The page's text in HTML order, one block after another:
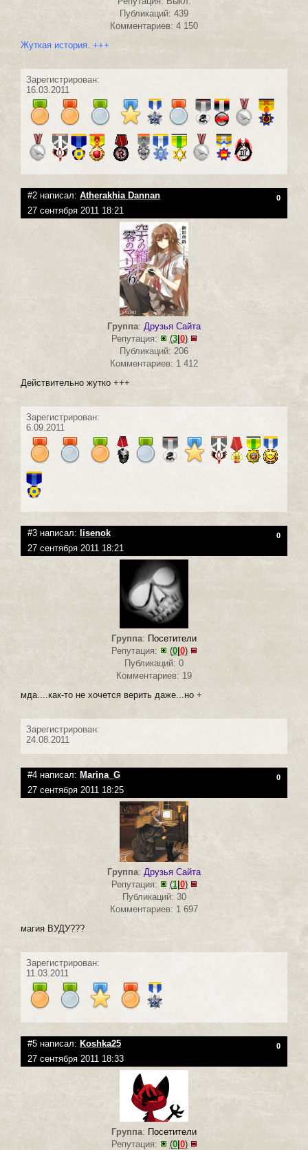
Публикаций: 439
Комментариев: 4 150
Жуткая история. +++
Зарегистрирован:
16.03.2011
#2 написал: Atherakhia Dannan 0
27 сентября 2011 18:21
Группа: Друзья Сайта
Репутация:
(3| 0)
Публикаций: 206
Комментариев: 1 412
Действительно жутко +++
Зарегистрирован:
6.09.2011
#3 написал: lisenok 0
27 сентября 2011 18:21
Группа: Посетители
Репутация:
(0| 0)
Публикаций: 0
Комментариев: 19
мда....как-то не хочется верить даже...но +
Зарегистрирован:
24.08.2011
#4 написал: Marina_G 0
27 сентября 2011 18:25
Группа: Друзья Сайта
Репутация:
(1| 0)
Публикаций: 30
Комментариев: 1 697
магия ВУДУ???
Зарегистрирован:
11.03.2011
#5 написал: Koshka25 0
27 сентября 2011 18:33
Группа: Посетители
Репутация:
(0|0)